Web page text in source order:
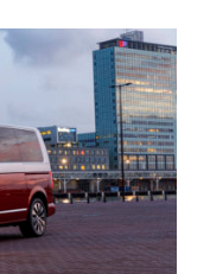
con su
adecuado
Comerciales
Transporter y